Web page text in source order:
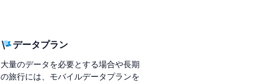
データプラン
大量のデータを必要とする場合や長期
の旅行には、モバイルデータプランを